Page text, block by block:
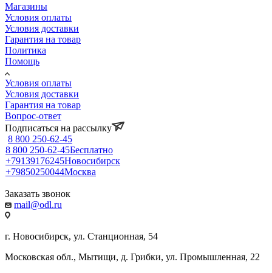
Магазины
Условия оплаты
Условия доставки
Гарантия на товар
Политика
Помощь
Условия оплаты
Условия доставки
Гарантия на товар
Вопрос-ответ
Подписаться на рассылку
8 800 250-62-45
8 800 250-62-45Бесплатно
+79139176245Новосибирск
+79850250044Москва
Заказать звонок
mail@odl.ru
г. Новосибирск, ул. Станционная, 54
Московская обл., Мытищи, д. Грибки, ул. Промышленная, 22